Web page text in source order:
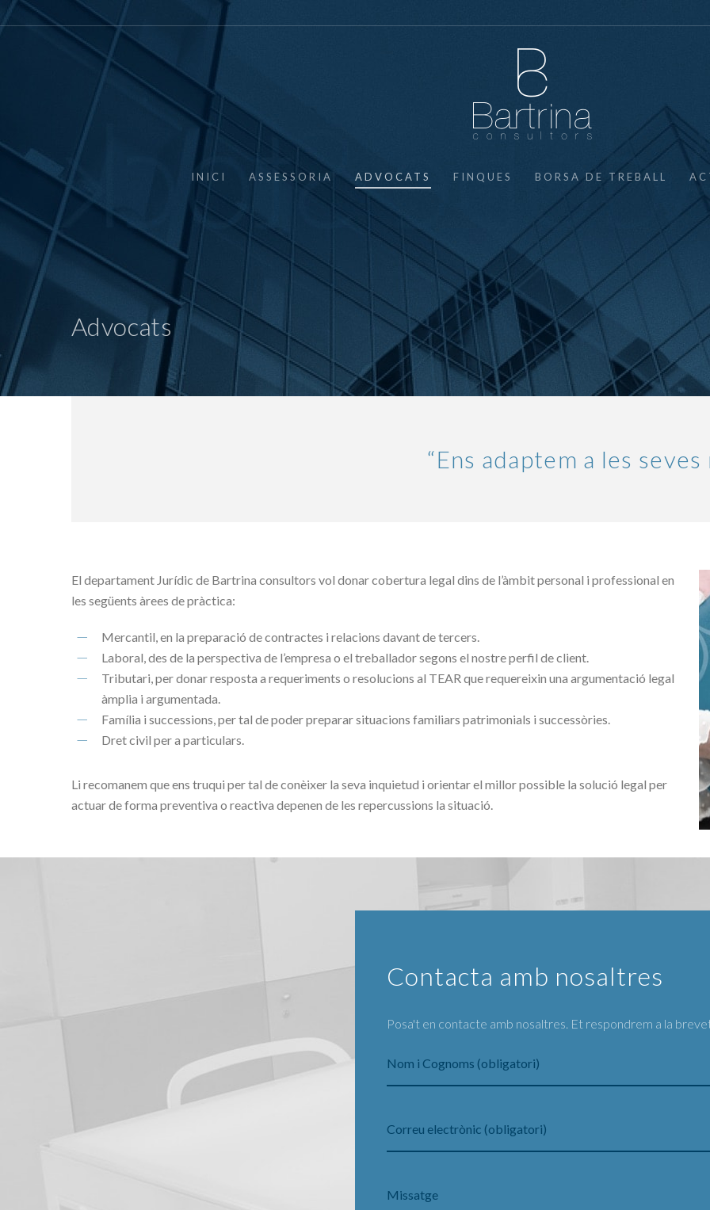
INICI ASSESSORIA ADVOCATS FINQUES BORSA DE TREBALL
Advocats
“Ens adaptem a les
El departament Jurídic de Bartrina consultors vol donar cobertura legal dins de l’àmbit personal i professional en
les següents àrees de pràctica:
Mercantil, en la preparació de contractes i relacions davant de tercers.
Laboral, des de la perspectiva de l’empresa o el treballador segons el nostre perfil de client.
Tributari, per donar resposta a requeriments o resolucions al TEAR que requereixin una argumentació legal
àmplia i argumentada.
Família i successions, per tal de poder preparar situacions familiars patrimonials i successòries.
Dret civil per a particulars.
Li recomanem que ens truqui per tal de conèixer la seva inquietud i orientar el millor possible la solució legal per
actuar de forma preventiva o reactiva depenen de les repercussions la situació.
Contacta amb nosaltres
Posa't en contacte amb nosaltres. Et respondrem a la